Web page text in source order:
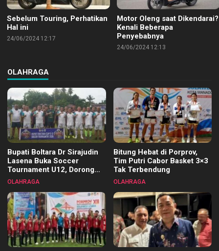
Sebelum Touring, Perhatikan
Hal ini
24/06/2024 12:17
Motor Oleng saat Dikendarai?
Kenali Beberapa
Penyebabnya
24/06/2024 12:13
OLAHRAGA
Bupati Boltara Dr Sirajudin
Lasena Buka Soccer
Tournament U12, Dorong
Pembinaan Merata di Setiap
OLAHRAGA
Bitung Hebat di Porprov,
Tim Putri Cabor Basket 3×3
Tak Terbendung
OLAHRAGA